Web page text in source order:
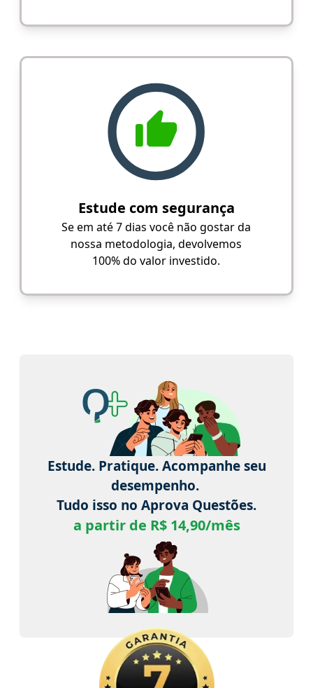
Estude com segurança
Se em até 7 dias você não gostar da
nossa metodologia, devolvemos
100% do valor investido.
Estude. Pratique. Acompanhe seu
desempenho.
Tudo isso no Aprova Questões.
a partir de R$ 14,90/mês